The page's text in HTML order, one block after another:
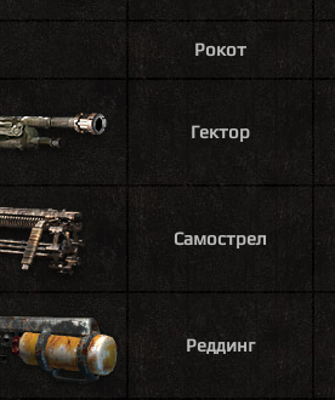
Рокот
Гектор
Самострел
Реддинг